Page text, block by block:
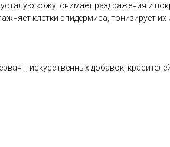
кожу, снимает раздражения и
клетки эпидермиса, тонизирует их
искусственных добавок,